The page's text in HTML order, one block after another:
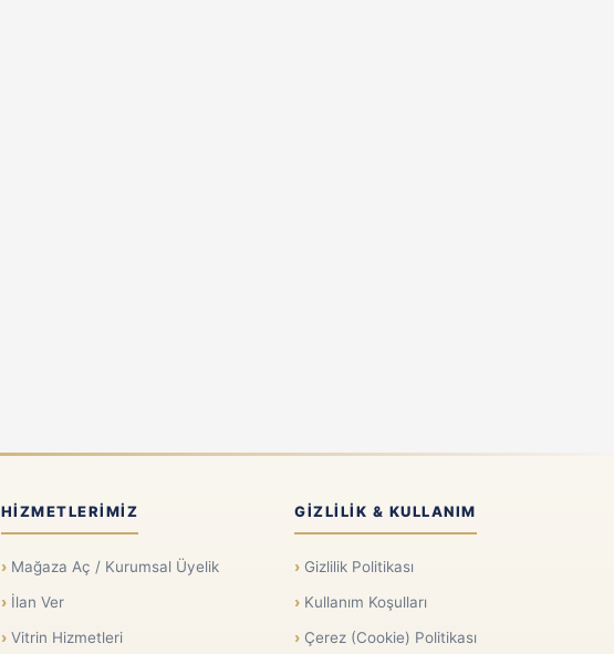
HIZMETLERIMIZ
Mağaza Aç / Kurumsal Üyelik
İlan Ver
Vitrin Hizmetleri
GIZLILIK & KULLANIM
Gizlilik Politikası
Kullanım Koşulları
Çerez (Cookie) Politikası